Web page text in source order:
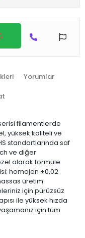
Yorumlar
filamentlerde
yüksek kaliteli ve
standartlarında saf
ve diğer
olarak formüle
homojen ±0,02
üretim
için pürüzsüz
ile yüksek hızda
için tüm